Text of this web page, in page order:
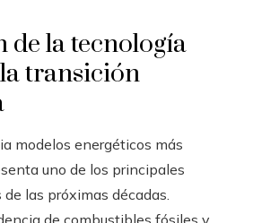
de la tecnología
transición
modelos energéticos más
uno de los principales
las próximas décadas.
de combustibles fósiles y